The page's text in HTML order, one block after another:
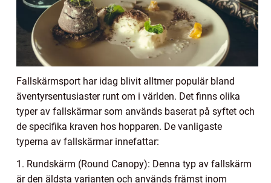
Fallskärmsport har idag blivit alltmer populär bland
äventyrsentusiaster runt om i världen. Det finns olika
typer av fallskärmar som används baserat på syftet och
de specifika kraven hos hopparen. De vanligaste
typerna av fallskärmar innefattar:
1. Rundskärm (Round Canopy): Denna typ av fallskärm
är den äldsta varianten och används främst inom